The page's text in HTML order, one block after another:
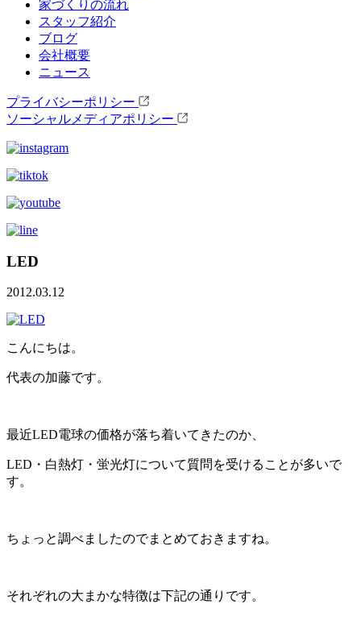
家づくりの流れ
スタッフ紹介
ブログ
会社概要
ニュース
プライバシーポリシー
ソーシャルメディアポリシー
LED
2012.03.12
こんにちは。
代表の加藤です。
最近LED電球の価格が落ち着いてきたのか、
LED・白熱灯・蛍光灯について質問を受けることが多いで
す。
ちょっと調べましたのでまとめておきますね。
それぞれの大まかな特徴は下記の通りです。